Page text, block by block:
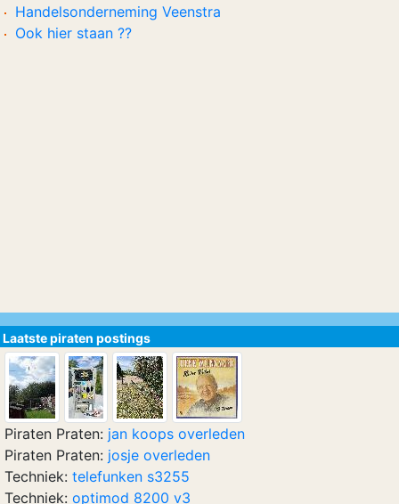
Handelsonderneming Veenstra
Ook hier staan ??
Laatste piraten postings
Piraten Praten: jan koops overleden
Piraten Praten: josje overleden
Techniek: telefunken s3255
Techniek: optimod 8200 v3